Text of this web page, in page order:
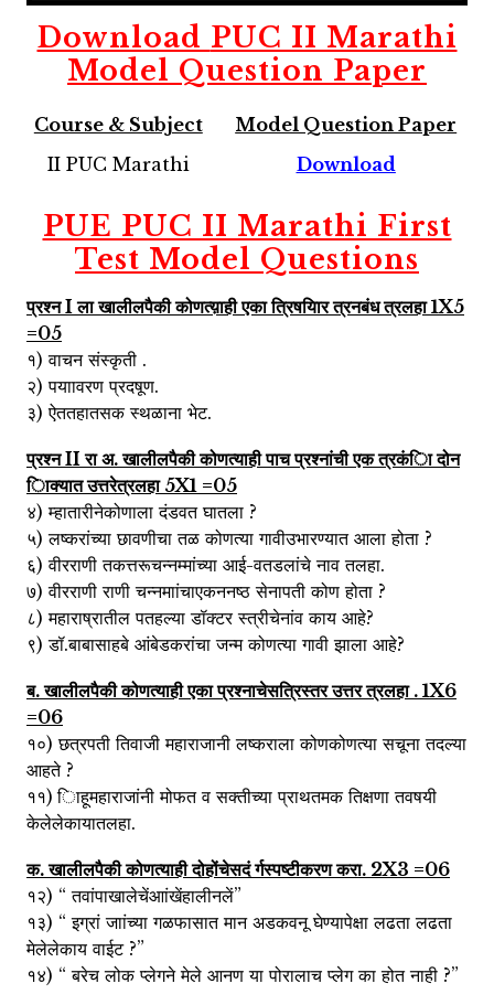
Download PUC II Marathi
Model Question Paper
Course & Subject
Model Question Paper
II PUC Marathi
Download
PUE PUC II Marathi First
Test Model Questions
प्रश्न I ला खालीलपैकी कोणत्य़ाही एका त्रिषयािर त्रनबंध त्रलहा 1X5
=05
१) वाचन संस्कृती .
२) पयाावरण प्रदषूण.
३) ऐततहातसक स्थळाना भेट.
प्रश्न II रा अ. खालीलपैकी कोणत्याही पाच प्रश्नांची एक त्रकंिा दोन
िाक्यात उत्तरेत्रलहा 5X1 =05
४) म्हातारीनेकोणाला दंडवत घातला ?
५) लष्करांच्या छावणीचा तळ कोणत्या गावीउभारण्यात आला होता ?
६) वीरराणी तकत्तरूचन्नम्मांच्या आई-वतडलांचे नाव तलहा.
७) वीरराणी राणी चन्नमाांचाएकननष्ठ सेनापती कोण होता ?
८) महाराष्रातील पतहल्या डॉक्टर स्त्रीचेनांव काय आहे?
९) डॉ.बाबासाहबे आंबेडकरांचा जन्म कोणत्या गावी झाला आहे?
ब. खालीलपैकी कोणत्याही एका प्रश्नाचेसत्रिस्तर उत्तर त्रलहा . 1X6
=06
१०) छत्रपती तिवाजी महाराजानी लष्कराला कोणकोणत्या सचूना तदल्या
आहते ?
११) िाहूमहाराजांनी मोफत व सक्तीच्या प्राथतमक तिक्षणा तवषयी
केलेलेकायातलहा.
क. खालीलपैकी कोणत्याही दोहोंचेसदं र्गस्पष्टीकरण करा. 2X3 =06
१२) “ तवांपाखालेचेंआांखेंहालीनलें”
१३) “ इग्रां जाांच्या गळफासात मान अडकवनू घेण्यापेक्षा लढता लढता
मेलेलेकाय वाईट ?”
१४) “ बरेच लोक प्लेगने मेले आनण या पोरालाच प्लेग का होत नाही ?”